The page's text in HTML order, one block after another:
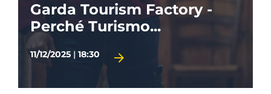
Garda Tourism Factory -
Perché Turismo...
11/12/2025 | 18:30